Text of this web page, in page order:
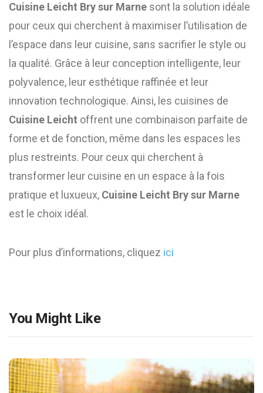
Cuisine Leicht Bry sur Marne sont la solution idéale
pour ceux qui cherchent à maximiser l’utilisation de
l’espace dans leur cuisine, sans sacrifier le style ou
la qualité. Grâce à leur conception intelligente, leur
polyvalence, leur esthétique raffinée et leur
innovation technologique. Ainsi, les cuisines de
Cuisine Leicht offrent une combinaison parfaite de
forme et de fonction, même dans les espaces les
plus restreints. Pour ceux qui cherchent à
transformer leur cuisine en un espace à la fois
pratique et luxueux, Cuisine Leicht Bry sur Marne
est le choix idéal.
Pour plus d’informations, cliquez ici
You Might Like